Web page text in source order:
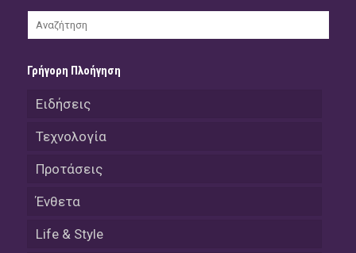
Γρήγορη Πλοήγηση
Ειδήσεις
Τεχνολογία
Προτάσεις
Ένθετα
Life & Style